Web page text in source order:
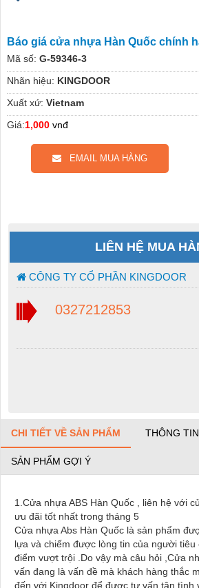
Báo giá cửa nhựa Hàn Quốc chính
Mã số: G-59346-3
Nhãn hiệu: KINGDOOR
Xuất xứ: Vietnam
Giá:1,000 vnđ
EMAIL MUA HÀNG
LIÊN HỆ MUA
CÔNG TY CỔ PHẦN KINGDOOR
0327212853
CHI TIẾT VỀ SẢN PHẨM THÔNG
SẢN PHẨM GỢI Ý
1.Cửa nhựa ABS Hàn Quốc , liên hệ với
ưu đãi tốt nhất trong tháng 5
Cửa nhựa Abs Hàn Quốc là sản phẩm
lựa và chiếm được lòng tin của người
điểm vượt trội .Do vậy mà câu hỏi ,Cửa
vấn đang là vấn đề mà khách hàng thắc
đến với Kingdoor để được tư vấn tận tình